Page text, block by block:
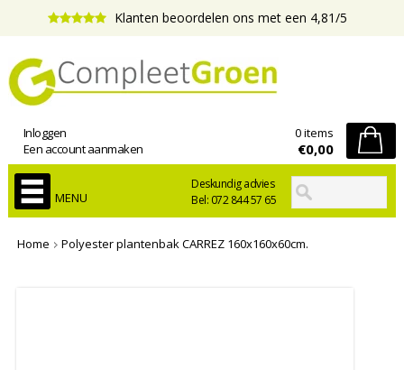
Klanten beoordelen ons met een 4,81/5
Deskundig advies
Bel: 072 844 57 65
Inloggen
Een account aanmaken
0 items
€0,00
MENU
Home Polyester plantenbak CARREZ 160x160x60cm.